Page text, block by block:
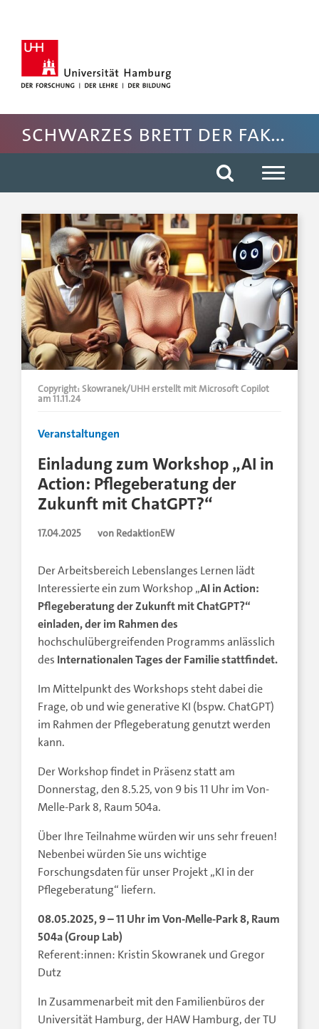
Rechte Spalte anspringen
Fussbereich der Seite anspringen
Schwarzes Brett der Fakultät EW
Veranstaltungen
Einladung zum Workshop „AI in
Action: Pflegeberatung der
Zukunft mit ChatGPT?“
17.04.2025 von RedaktionEW
Copyright: Skowranek/UHH erstellt mit Microsoft Copilot
am 11.11.24
Der Arbeitsbereich Lebenslanges Lernen lädt
Interessierte ein zum Workshop „AI in Action:
Pflegeberatung der Zukunft mit ChatGPT?“
einladen, der im Rahmen des
hochschulübergreifenden Programms anlässlich
des Internationalen Tages der Familiestattfindet.
Im Mittelpunkt des Workshops steht dabei die
Frage, ob und wie generative KI (bspw. ChatGPT)
im Rahmen der Pflegeberatung genutzt werden
kann.
Der Workshop findet in Präsenz statt am
Donnerstag, den 8.5.25, von 9 bis 11 Uhr im Von-
Melle-Park 8, Raum 504a.
Über Ihre Teilnahme würden wir uns sehr freuen!
Nebenbei würden Sie uns wichtige
Forschungsdaten für unser Projekt „KI in der
Pflegeberatung“ liefern.
08.05.2025, 9 – 11 Uhr im Von-Melle-Park 8, Raum
504a (Group Lab)
Referent:innen: Kristin Skowranek und Gregor
Dutz
In Zusammenarbeit mit den Familienbüros der
Universität Hamburg, der HAW Hamburg, der TU